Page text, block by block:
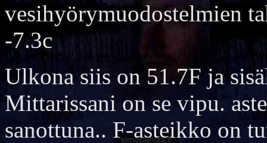
vesihyörymuodostelmien
-7.3c
Ulkona siis on 51.7F ja
Mittarissani on se vipu.
sanottuna.. F-asteikko on